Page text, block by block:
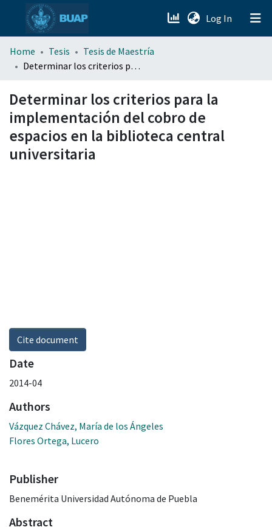
Log In (current)
menu.section.about_menu
Home Tesis
Tesis de Maestría
Determinar los criterios para la implementación del cobro de espacios en la biblioteca central universitaria
Determinar los criterios para la
implementación del cobro de
espacios en la biblioteca central
universitaria
Cite document
Date
2014-04
Authors
Vázquez Chávez, María de los Ángeles
Flores Ortega, Lucero
Publisher
Benemérita Universidad Autónoma de Puebla
Abstract